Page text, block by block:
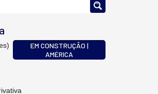
EM CONSTRUÇÃO |
AMÉRICA